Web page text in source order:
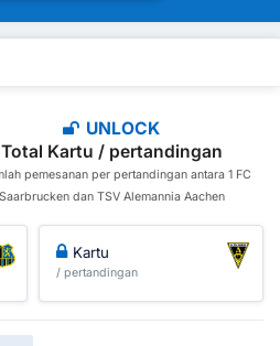
UNLOCK
Total Kartu / pertandingan
pemesanan per pertandingan antara 1 FC
Saarbrucken dan TSV Alemannia Aachen
Kartu
/ pertandingan